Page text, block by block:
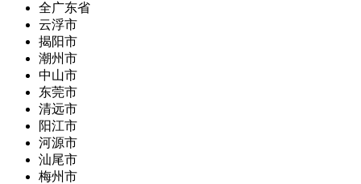
全广东省
云浮市
揭阳市
潮州市
中山市
东莞市
清远市
阳江市
河源市
汕尾市
梅州市